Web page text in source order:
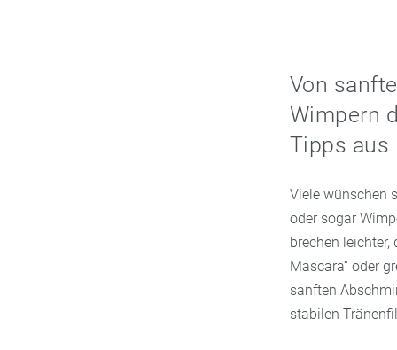
Von
Wimpern
Tipps aus
Viele wünschen
oder sogar
brechen
Mascara“ oder
sanften
stabilen